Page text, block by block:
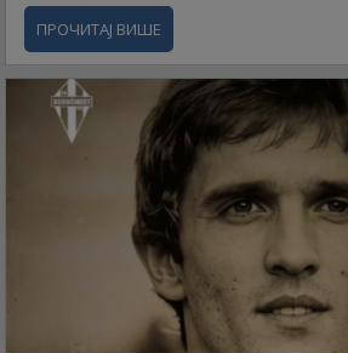
ПРОЧИТАЈ ВИШЕ